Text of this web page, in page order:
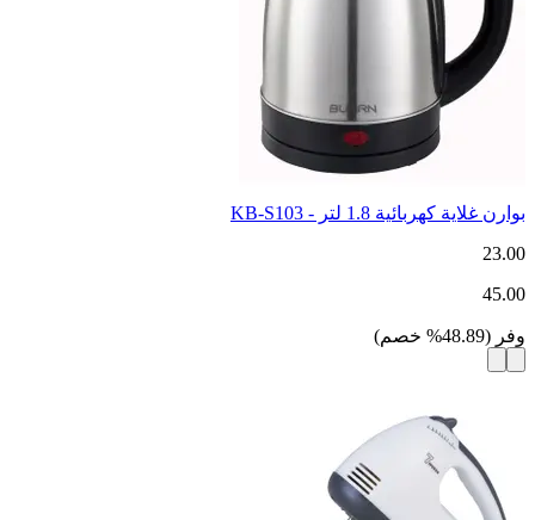
بوارن غلاية كهربائية 1.8 لتر - KB-S103
23.00
45.00
وفر (
48.89
% خصم)